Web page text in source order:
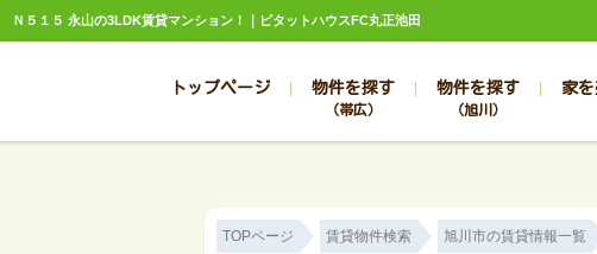
Ｎ５１５ 永山の3LDK賃貸マンション！｜ピタットハウスFC丸正池田
トップページ 物件を探す
（帯広）
帯広の
帯広の
物件を探す
（旭川）
旭川の
旭川の
家
TOPページ 賃貸物件検索 旭川市の賃貸情報一覧